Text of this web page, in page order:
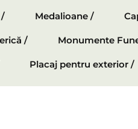
/ Medalioane /
/ Monumente
Placaj pentru exterior /